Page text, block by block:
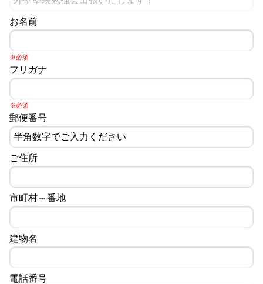
お名前
※必須
フリガナ
※必須
郵便番号
ご住所
市町村～番地
建物名
電話番号